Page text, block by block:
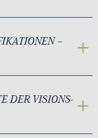
–
DER VISIONS-